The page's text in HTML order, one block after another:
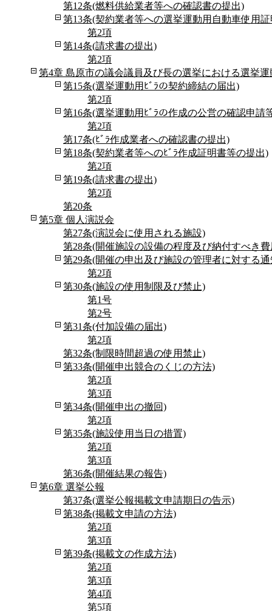
第12条(燃料供給業者等への確認書の提出)
第13条(契約業者等への選挙運動用自動車使用
第2項
第14条(請求書の提出)
第2項
第4章 島原市の議会議員及び長の選挙における選挙
第15条(選挙運動用ﾋﾞﾗの契約締結の届出)
第2項
第16条(選挙運動用ﾋﾞﾗの作成の公営の確認申請
第2項
第17条(ﾋﾞﾗ作成業者への確認書の提出)
第18条(契約業者等へのﾋﾞﾗ作成証明書等の提出)
第2項
第19条(請求書の提出)
第2項
第20条
第5章 個人演説会
第27条(演説会に使用される施設)
第28条(開催施設の設備の程度及び納付すべき
第29条(開催の申出及び施設の管理者に対する通
第2項
第30条(施設の使用制限及び禁止)
第1号
第2号
第31条(付加設備の届出)
第2項
第32条(制限時間超過の使用禁止)
第33条(開催申出競合のくじの方法)
第2項
第3項
第34条(開催申出の撤回)
第2項
第35条(施設使用当日の措置)
第2項
第3項
第36条(開催結果の報告)
第6章 選挙公報
第37条(選挙公報掲載文申請期日の告示)
第38条(掲載文申請の方法)
第2項
第3項
第39条(掲載文の作成方法)
第2項
第3項
第4項
第5項